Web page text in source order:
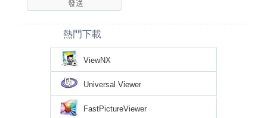
熱門下載
ViewNX
Universal Viewer
FastPictureViewer